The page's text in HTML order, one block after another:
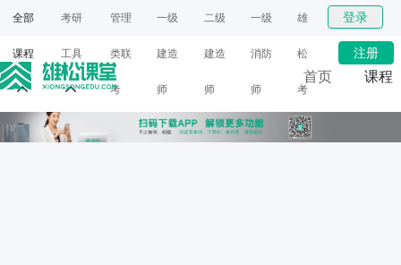
全部
课程
考研
工具
管理
类联
考
一级
建造
师
二级
建造
师
一级
消防
师
雄
松
考
研
登录
注册
首页 课程